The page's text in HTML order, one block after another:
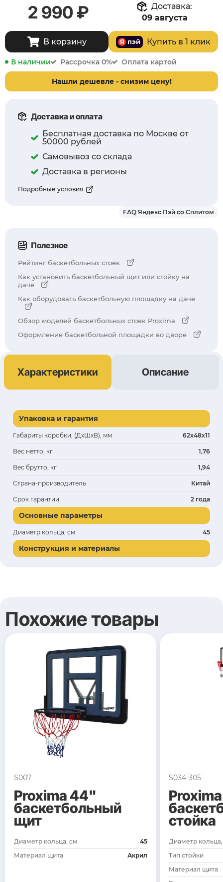
2 990 ₽
Доставка:
09 августа
В корзину Я пэй Купить в 1 клик
В наличии Рассрочка 0% Оплата картой
Нашли дешевле - снизим цену!
Доставка и оплата
Бесплатная доставка по Москве от
50000 рублей
Самовывоз со склада
Доставка в регионы
Подробные условия
Полезное
Рейтинг баскетбольных стоек
Как установить баскетбольный щит или стойку на
даче
Как оборудовать баскетбольную площадку на даче
Обзор моделей баскетбольных стоек Proxima
Оформление баскетбольной площадки во дворе
FAQ Яндекс Пэй со Сплитом
Характеристики Описание
Упаковка и гарантия
Габариты коробки, (ДхШхВ), мм 62х48х11
Вес нетто, кг 1,76
Вес брутто, кг 1,94
Страна-производитель Китай
Срок гарантии 2 года
Основные параметры
Диаметр кольца, см 45
Конструкция и материалы
Похожие товары
S007
Proxima 44"
баскетбольный
щит
Диаметр кольца, см
45
Материал щита
Акрил
S034-305
стойка
Диаметр
Тип стойки
Материал щита